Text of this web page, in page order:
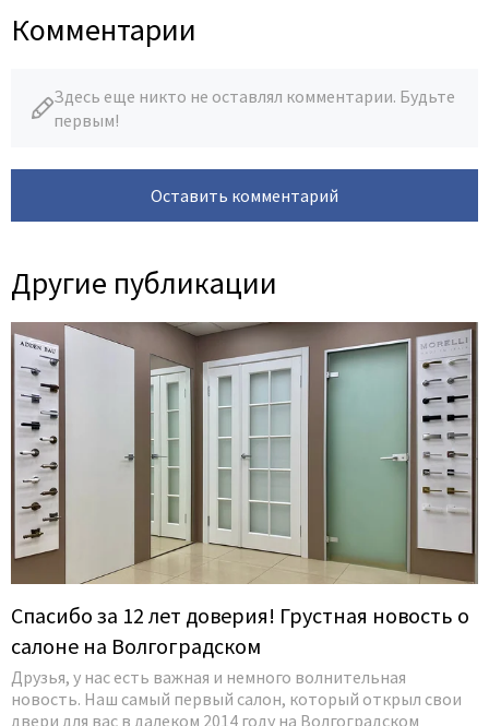
Комментарии
Здесь еще никто не оставлял комментарии. Будьте
первым!
Оставить комментарий
Другие публикации
14 Июля 2026
Спасибо за 12 лет доверия! Грустная новость о
салоне на Волгоградском
Друзья, у нас есть важная и немного волнительная
новость. Наш самый первый салон, который открыл свои
двери для вас в далеком 2014 году на Волгоградском